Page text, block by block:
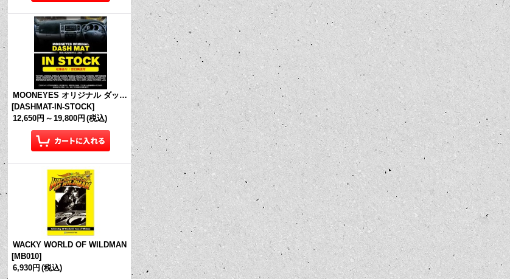
MOONEYES オリジナル ダッシュマット (in Stock!)
[DASHMAT-IN-STOCK]
12,650円 ～ 19,800円 (税込)
WACKY WORLD OF WILDMAN
[MB010]
6,930円 (税込)